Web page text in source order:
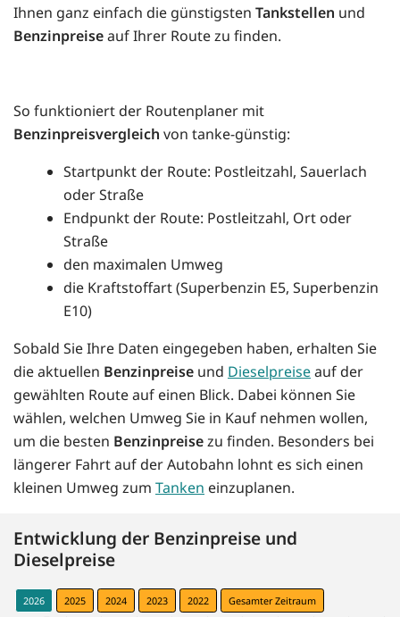
Ihnen ganz einfach die günstigsten Tankstellen und
Benzinpreiseauf Ihrer Route zu finden.
So funktioniert der Routenplaner mit
Benzinpreisvergleich von tanke-günstig:
Startpunkt der Route: Postleitzahl, Sauerlach
oder Straße
Endpunkt der Route: Postleitzahl, Ort oder
Straße
den maximalen Umweg
die Kraftstoffart (Superbenzin E5, Superbenzin
E10)
Sobald Sie Ihre Daten eingegeben haben, erhalten Sie
die aktuellen Benzinpreise und Dieselpreiseauf der
gewählten Route auf einen Blick. Dabei können Sie
wählen, welchen Umweg Sie in Kauf nehmen wollen,
um die besten Benzinpreisezu finden. Besonders bei
längerer Fahrt auf der Autobahn lohnt es sich einen
kleinen Umweg zum Tanken einzuplanen.
Entwicklung der Benzinpreise und
Dieselpreise
2026 2025 2024 2023 2022 Gesamter Zeitraum